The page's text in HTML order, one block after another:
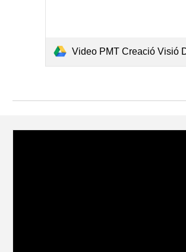
Video PMT Creació Visió